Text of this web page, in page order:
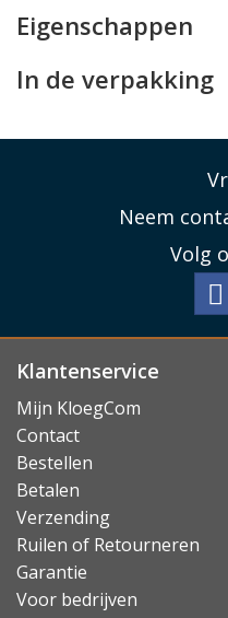
Eigenschappen
In de verpakking
Neem
Volg
Klantenservice
Mijn KloegCom
Contact
Bestellen
Betalen
Verzending
Ruilen of Retourneren
Garantie
Voor bedrijven